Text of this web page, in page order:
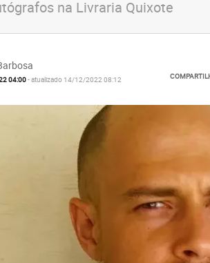
na Livraria Quixote
04:00- atualizado 14/12/2022 08:12